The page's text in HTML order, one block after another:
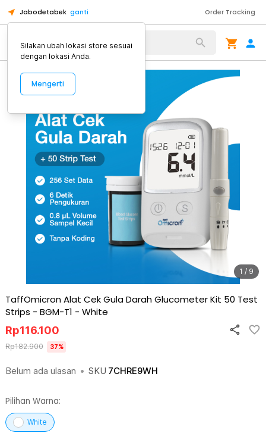
Jabodetabek ganti Order Tracking
Alat Kopi
1 / 9
TaffOmicron Alat Cek Gula Darah Glucometer Kit 50 Test
Strips - BGM-T1 - White
Belum ada ulasan • SKU 7CHRE9WH
Rp116.100
Rp182.900 37%
Pilihan Warna:
White
Silakan ubah lokasi store sesuai
dengan lokasi Anda.
Mengerti